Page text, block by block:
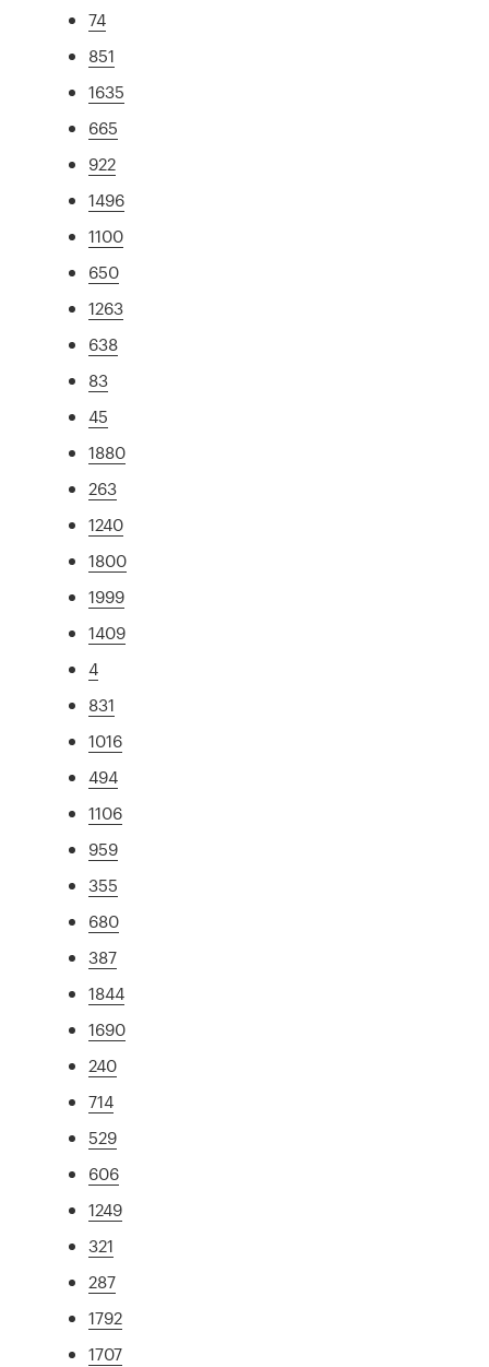
74
851
1635
665
922
1496
1100
650
1263
638
83
45
1880
263
1240
1800
1999
1409
4
831
1016
494
1106
959
355
680
387
1844
1690
240
714
529
606
1249
321
287
1792
1707